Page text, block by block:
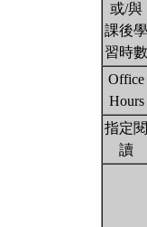
或/與
課後學
習時數
Office
Hours
指定閱
讀